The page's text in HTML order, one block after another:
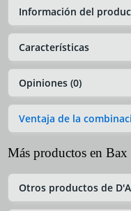
Información del
Características
Opiniones (0)
Ventaja de la
Más productos en
Otros productos de